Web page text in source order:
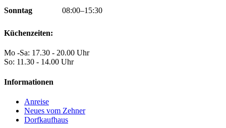
Sonntag
08:00–15:30
Küchenzeiten:
Mo -Sa: 17.30 - 20.00 Uhr
So: 11.30 - 14.00 Uhr
Informationen
Anreise
Neues vom Zehner
Dorfkaufhaus